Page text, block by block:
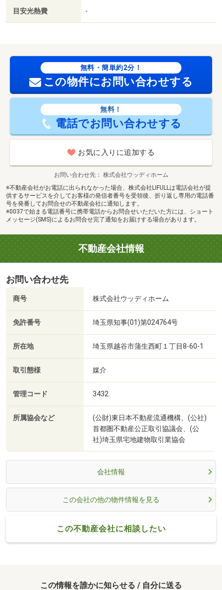
【設備・特記事項備考】専用バス・専用トイレ・耐震構
造・全居室収納
目安光熱費 -
無料・簡単約2分！
この物件にお問い合わせする
無料！
電話でお問い合わせする
お気に入りに追加する
お問い合わせ先
株式会社ウッディホーム
※不動産会社がお電話に出られなかった場合、株式会社LIFULLは電話会社が提
供するサービスを介してお客様の発信者番号を受領後、折り返し専用の電話番
号を発番してお問合せの不動産会社に通知します。
※0037で始まる電話番号に携帯電話からお問合せいただいた方には、ショート
メッセージ(SMS)によるお問合せ完了通知をお届けする場合があります。
不動産会社情報
お問い合わせ先
商号 株式会社ウッディホーム
免許番号 埼玉県知事(01)第024764号
所在地 埼玉県越谷市蒲生西町１丁目8-60-1
取引態様 媒介
管理コード 3432
所属協会など
(公財)東日本不動産流通機構、(公社)
首都圏不動産公正取引協議会、(公
社)埼玉県宅地建物取引業協会
会社情報
この会社の他の物件情報を見る
この不動産会社に相談したい
この情報を誰かに知らせる / 自分に送る